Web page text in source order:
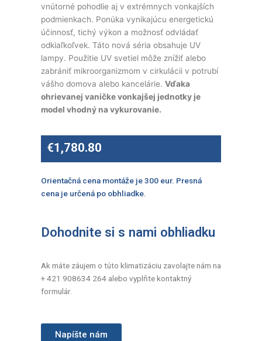
vnútorné pohodlie aj v extrémnych vonkajších
podmienkach. Ponúka vynikajúcu energetickú
účinnosť, tichý výkon a možnosť odvládať
odkiaľkoľvek. Táto nová séria obsahuje UV
lampy. Použitie UV svetiel môže znížiť alebo
zabrániť mikroorganizmom v cirkulácii v potrubí
vášho domova alebo kancelárie. Vďaka
ohrievanej vaničke vonkajšej jednotky je
model vhodný na vykurovanie.
€1,780.80
Orientačná cena montáže je 300 eur. Presná
cena je určená po obhliadke.
Dohodnite si s nami obhliadku
Ak máte záujem o túto klimatizáciu zavolajte nám na
+ 421 908634 264 alebo vyplňte kontaktný
formulár.
Napíšte nám